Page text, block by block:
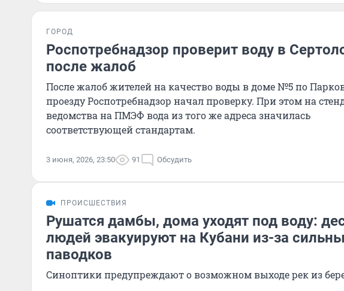
ГОРОД
Роспотребнадзор проверит воду в
после жалоб
После жалоб жителей на качество воды в доме №5 по
проезду Роспотребнадзор начал проверку. При этом на
ведомства на ПМЭФ вода из того же адреса значилась
соответствующей стандартам.
3 июня, 2026, 23:50 91 Обсудить
ПРОИСШЕСТВИЯ
Рушатся дамбы, дома уходят под воду:
людей эвакуируют на Кубани из-за
паводков
Синоптики предупреждают о возможном выходе рек из